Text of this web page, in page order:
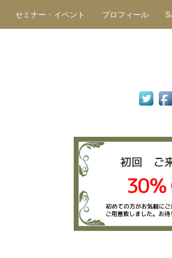
セミナー・イベント プロフィール